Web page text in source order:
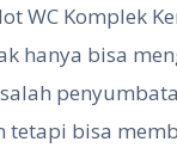
WC Komplek
hanya bisa
tetapi bisa